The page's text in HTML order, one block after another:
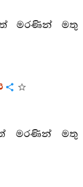
මරණින් මතු
මරණින් මතු